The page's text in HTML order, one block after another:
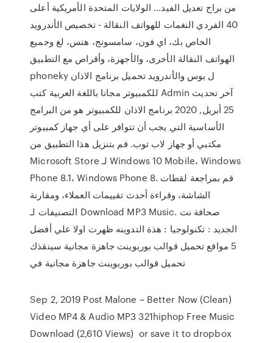
من براج تعديل الفيد… الولايات المتحدة الأمريكية أعلى
40 الفردي النغمات للهواتف النقالة - تخصيص الأندرويد
الخاص بك، اي فون، سامسونج، هتس، لغ وجميع
الهواتف النقالة الأخرى، والأجهزة، وأقراص مع التطبيق
phoneky ل يوس والأندرويد تحميل برنامج الاذان
للكمبيوتر مجانا باللغة العربية كتب Admin آخر تحديث
25 أبريل, 2020 برنامج الاذان للكمبيوتر هو من البرامج
الأساسية التي يجب أن تتوافر على أي جهاز كمبيوتر
مكتبي أو جهاز لاب توب. قم بتنزيل هذا التطبيق من
Microsoft Store لـ Windows 10 Mobile، Windows
Phone 8.1، Windows Phone 8. قم بمراجعة لقطات
الشاشة، وقراءة أحدث تقييمات العملاء، ومقارنة
التصنيفات لـ Download MP3 Music. صحافة نت
الجديد : تكنولوجيا : هذة التدوينه ظهرت اولا علي أفضل
5 مواقع تحميل قوالب بوربوينت جاهزة مجانية سينقذك
تحميل قوالب بوربوينت جاهزة مجانية في
Sep 2, 2019 Post Malone – Better Now (Clean)
Video MP4 & Audio MP3 321hiphop Free Music
Download (2,610 Views) or save it to dropbox